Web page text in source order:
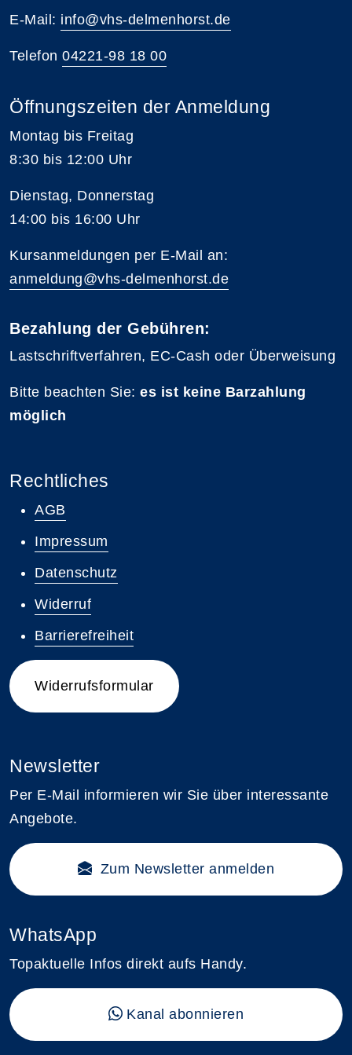
E-Mail: info@vhs-delmenhorst.de
Telefon 04221-98 18 00
Öffnungszeiten der Anmeldung
Montag bis Freitag
8:30 bis 12:00 Uhr
Dienstag, Donnerstag
14:00 bis 16:00 Uhr
Kursanmeldungen per E-Mail an:
anmeldung@vhs-delmenhorst.de
Bezahlung der Gebühren:
Lastschriftverfahren, EC-Cash oder Überweisung
Bitte beachten Sie: es ist keine Barzahlung
möglich
Rechtliches
AGB
Impressum
Datenschutz
Widerruf
Barrierefreiheit
Widerrufsformular
Newsletter
Per E-Mail informieren wir Sie über interessante
Angebote.
Zum Newsletter anmelden
WhatsApp
Topaktuelle Infos direkt aufs Handy.
Kanal abonnieren